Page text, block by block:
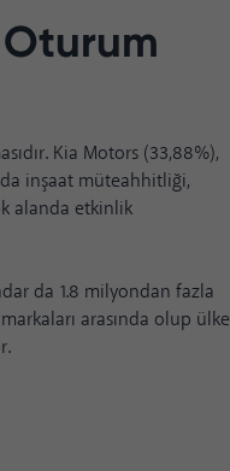
Oturum
Kia Motors (33,88%),
inşaat müteahhitliği,
alanda etkinlik
da 1.8 milyondan fazla
arasında olup ülke